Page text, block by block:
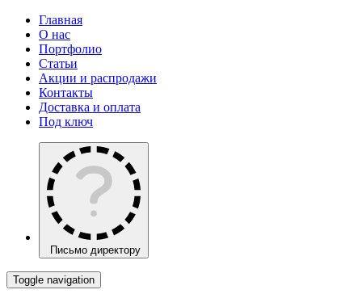
Главная
О нас
Портфолио
Статьи
Акции и распродажи
Контакты
Доставка и оплата
Под ключ
Письмо директору
Toggle navigation